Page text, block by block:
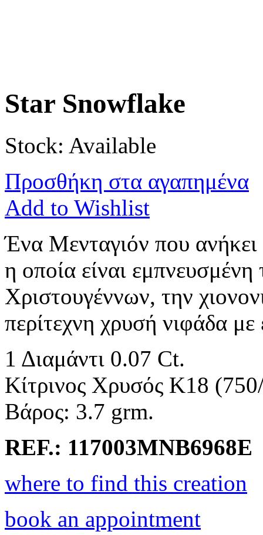
Star Snowflake
Stock: Available
Προσθήκη στα αγαπημένα
Add to Wishlist
Ένα Μενταγιόν που
η οποία είναι
Χριστουγέννων, την
περίτεχνη χρυσή νιφάδα με
1 Διαμάντι 0.07 Ct.
Κίτρινος Χρυσός K18
Βάρος: 3.7 grm.
REF.: 117003MNB6968E
where to find this creation
book an appointment